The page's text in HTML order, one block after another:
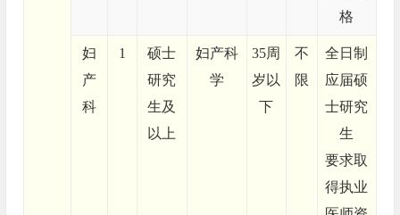
格
妇
产
科
1
硕士
研究
生及
以上
妇产科
学
35周
岁以
下
不
限
全日制
应届硕
士研究
生
要求取
得执业